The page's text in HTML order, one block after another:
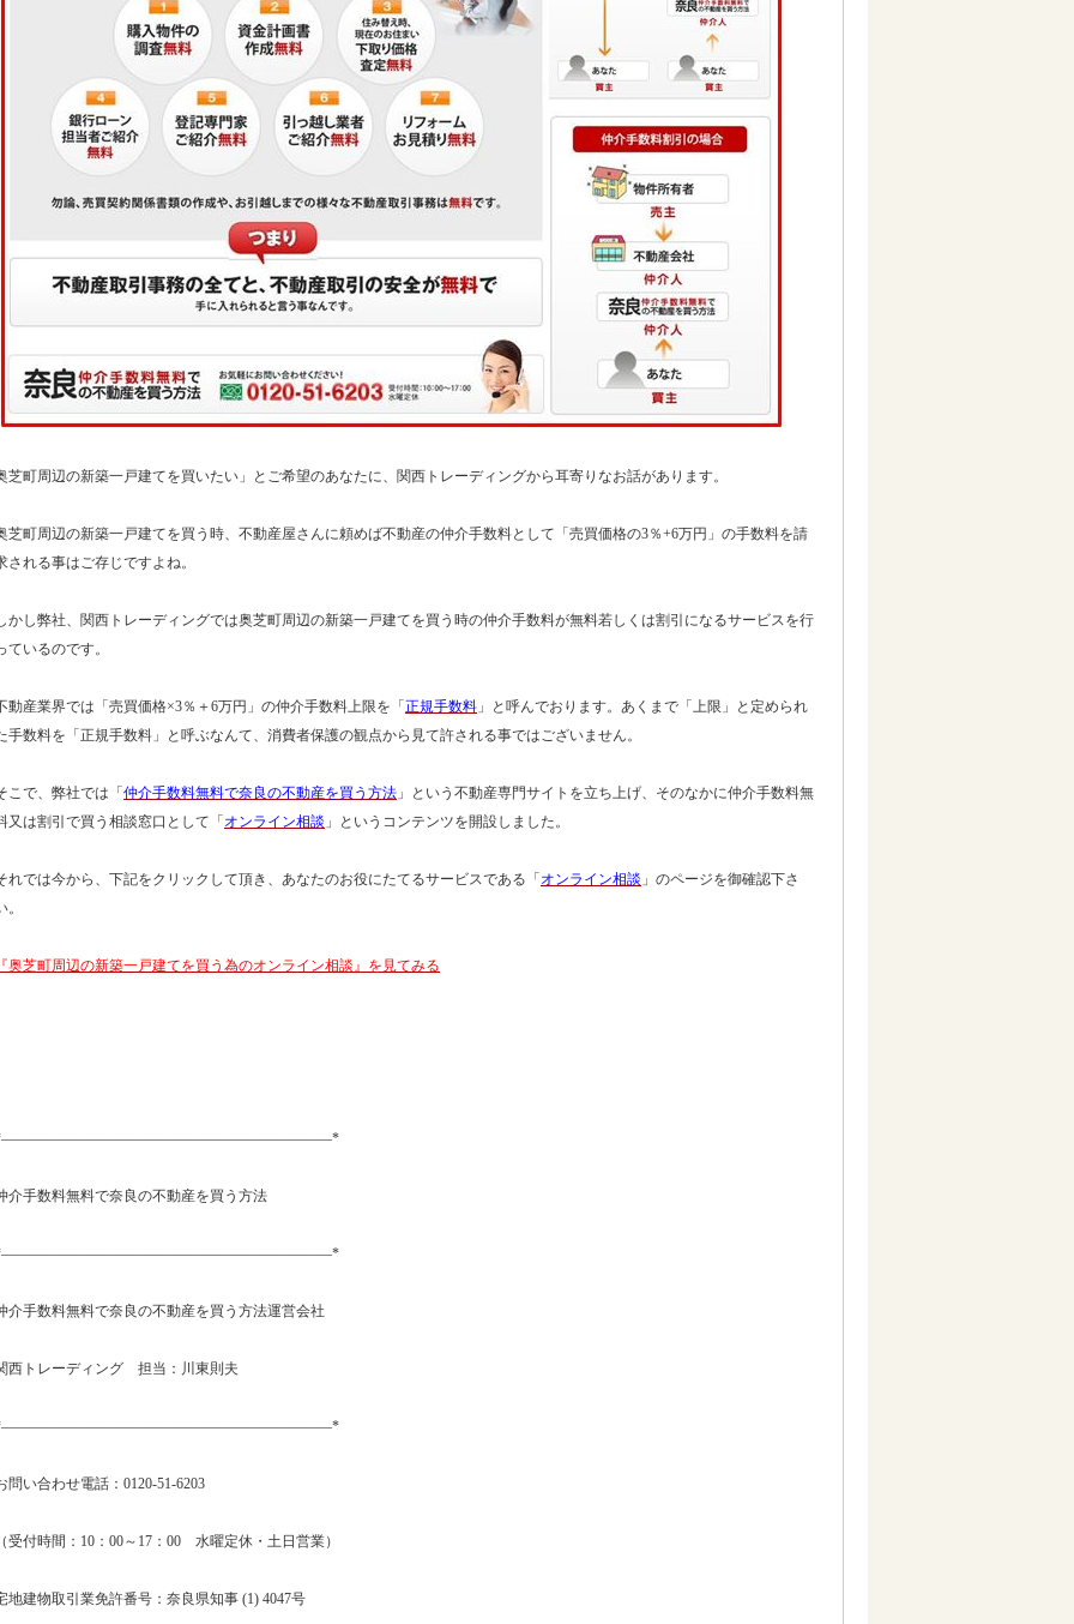
芝町周辺の新築一戸建てを買いたい」とご希望のあなたに、関西トレーディングから耳寄りなお話があります。
芝町周辺の新築一戸建てを買う時、不動産屋さんに頼めば不動産の仲介手数料として「売買価格の3％+6万円」の手数料を請
される事はご存じですよね。
かし弊社、関西トレーディングでは奥芝町周辺の新築一戸建てを買う時の仲介手数料が無料若しくは割引になるサービスを行
ているのです。
動産業界では「売買価格×3％＋6万円」の仲介手数料上限を「 正規手数料 」と呼んでおります。あくまで「上限」と定められ
手数料を「正規手数料」と呼ぶなんて、消費者保護の観点から見て許される事ではございません。
こで、弊社では「 仲介手数料無料で奈良の不動産を買う方法 」という不動産専門サイトを立ち上げ、そのなかに仲介手数料無
又は割引で買う相談窓口として「 オンライン相談 」というコンテンツを開設しました。
れでは今から、下記をクリックして頂き、あなたのお役にたてるサービスである「 オンライン相談 」のページを御確認下さ
。
『奥芝町周辺の新築一戸建てを買う為のオンライン相談』を見てみる
介手数料無料で奈良の不動産を買う方法
介手数料無料で奈良の不動産を買う方法運営会社
西トレーディング 担当：川東則夫
問い合わせ電話：0120-51-6203
（受付時間：10：00～17：00 水曜定休・土日営業）
地建物取引業免許番号：奈良県知事 (1) 4047号